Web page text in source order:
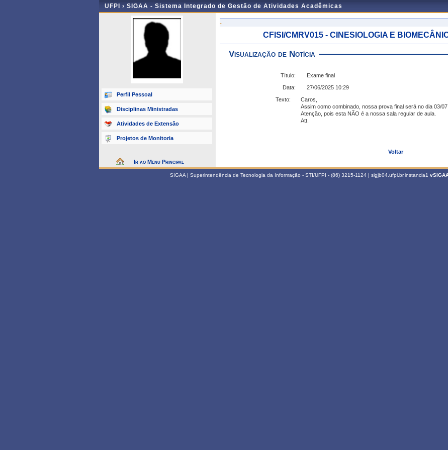
UFPI › SIGAA - Sistema Integrado de Gestão de Atividades Acadêmicas
Perfil Pessoal
Disciplinas Ministradas
Atividades de Extensão
Projetos de Monitoria
Ir ao Menu Principal
-
CFISI/CMRV015 - CINESIOLOGIA E
Visualização de Notícia
Título:
Exame final
Data:
27/06/2025 10:29
Texto:
Caros,
Assim como combinado, nossa prova final será no dia 03/
Atenção, pois esta NÃO é a nossa sala regular de aula.
Att.
Voltar
SIGAA | Superintendência de Tecnologia da Informação - STI/UFPI - (86) 3215-1124 | sigjb04.ufpi.br.instancia1